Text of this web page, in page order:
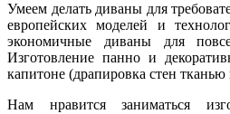
Умеем делать диваны для
европейских моделей и
экономичные диваны для
Изготовление панно и
капитоне (драпировка стен
Нам нравится заниматься